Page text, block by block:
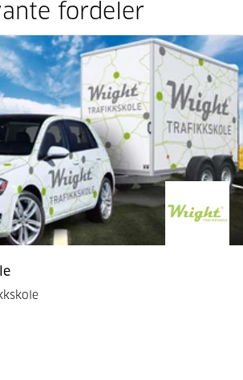
fordeler